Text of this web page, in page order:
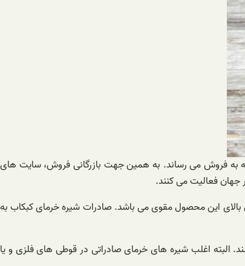
به فروش می رساند. به همین جهت بازرگانی فروش، سایت های
جهان فعالیت می کنند.
این محصول مقوی می باشد. صادرات شیره خرمای کبکاب به
البته اغلب شیره های خرمای صادراتی در قوطی های فلزی و یا